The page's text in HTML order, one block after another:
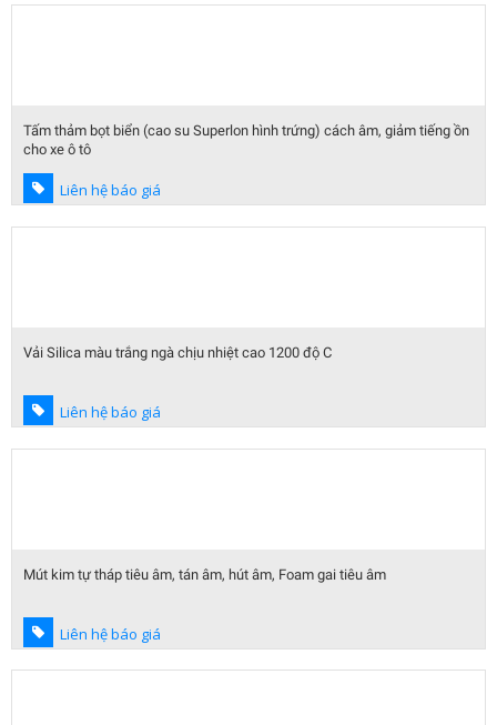
Tấm thảm bọt biển (cao su Superlon hình trứng) cách âm, giảm tiếng ồn
cho xe ô tô
Liên hệ báo giá
Vải Silica màu trắng ngà chịu nhiệt cao 1200 độ C
Liên hệ báo giá
Mút kim tự tháp tiêu âm, tán âm, hút âm, Foam gai tiêu âm
Liên hệ báo giá